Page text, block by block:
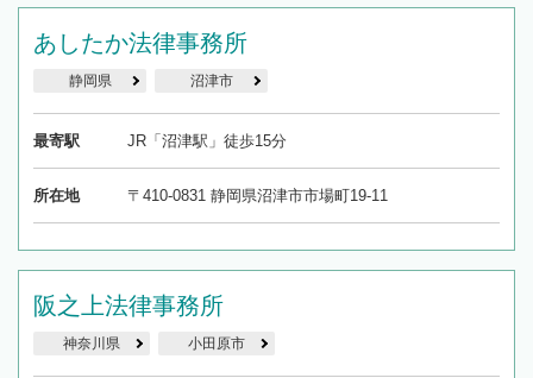
あしたか法律事務所
静岡県 沼津市
最寄駅 JR「沼津駅」徒歩15分
所在地 〒410-0831 静岡県沼津市市場町19-11
阪之上法律事務所
神奈川県 小田原市